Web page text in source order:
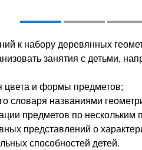
к набору деревянных
занятия с детьми,
цвета и формы предметов;
словаря названиями
предметов по нескольким
представлений о
способностей детей.